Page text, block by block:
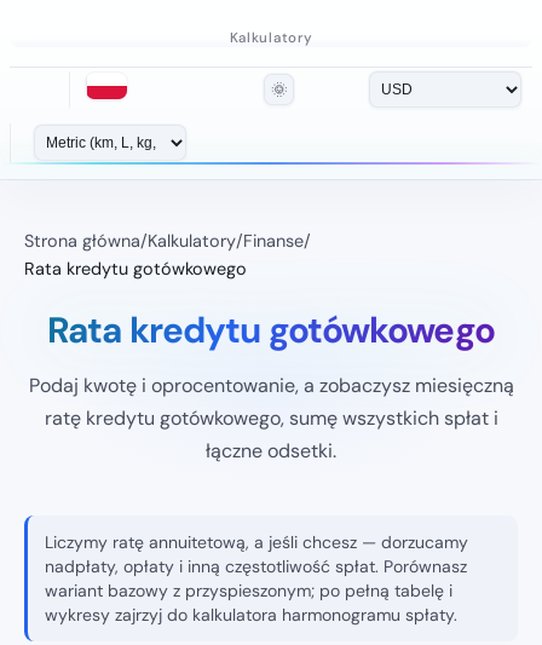
Kalkulatory
🌞
Strona główna/Kalkulatory/Finanse/
Rata kredytu gotówkowego
Rata kredytu gotówkowego
Podaj kwotę i oprocentowanie, a zobaczysz miesięczną
ratę kredytu gotówkowego, sumę wszystkich spłat i
łączne odsetki.
Liczymy ratę annuitetową, a jeśli chcesz — dorzucamy
nadpłaty, opłaty i inną częstotliwość spłat. Porównasz
wariant bazowy z przyspieszonym; po pełną tabelę i
wykresy zajrzyj do kalkulatora harmonogramu spłaty.